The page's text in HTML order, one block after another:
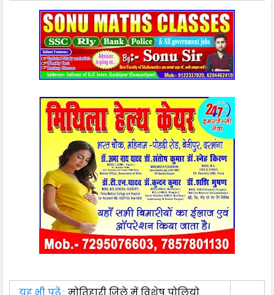
यह भी पढ़ें : मोतिहारी जिले में विशेष पोलियो